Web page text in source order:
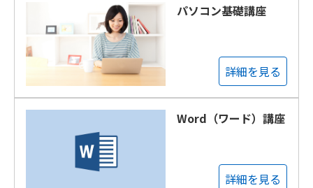
パソコン基礎講座
詳細を見る
Word（ワード）講座
詳細を見る